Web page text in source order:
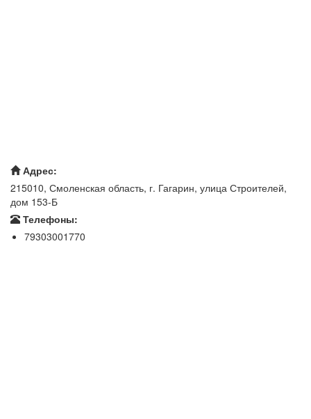
Адрес:
215010, Смоленская область, г. Гагарин, улица Строителей,
дом 153-Б
Телефоны:
79303001770